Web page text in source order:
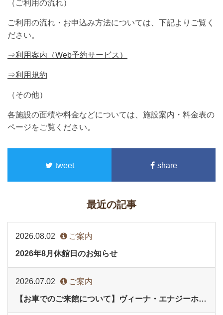
（ご利用の流れ）
ご利用の流れ・お申込み方法については、下記よりご覧く
ださい。
⇒利用案内（Web予約サービス）
⇒利用規約
（その他）
各施設の面積や料金などについては、施設案内・料金表の
ページをご覧ください。
tweet share
最近の記事
2026.08.02 ご案内
2026年8月休館日のお知らせ
2026.07.02 ご案内
【お車でのご来館について】ヴィーナ・エナジーホール(多目的ホール)イベント時